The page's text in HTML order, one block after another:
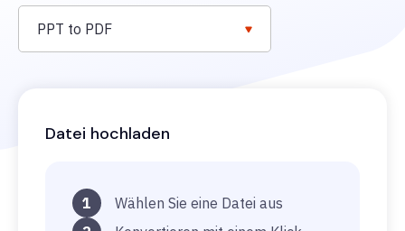
PPT to PDF
Datei hochladen
1
Wählen Sie eine Datei aus